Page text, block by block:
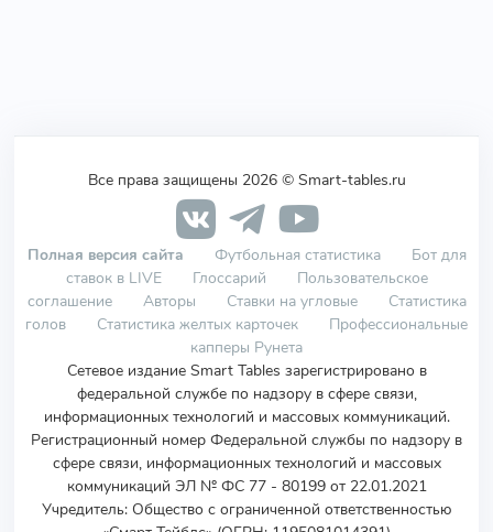
Все права защищены 2026 © Smart-tables.ru
Полная версия сайта Футбольная статистика
Бот для
ставок в LIVE
Глоссарий
Пользовательское
соглашение
Авторы Ставки на угловые
Статистика
голов
Статистика желтых карточек
Профессиональные
капперы Рунета
Сетевое издание Smart Tables зарегистрировано в
федеральной службе по надзору в сфере связи,
информационных технологий и массовых коммуникаций.
Регистрационный номер Федеральной службы по надзору в
сфере связи, информационных технологий и массовых
коммуникаций ЭЛ № ФС 77 - 80199 от 22.01.2021
Учредитель: Общество с ограниченной ответственностью